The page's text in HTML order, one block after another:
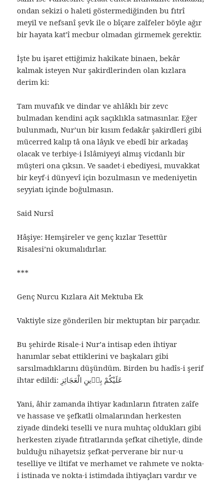
ondan sekizi o haleti göstermediğinden bu fıtrî
meyil ve nefsanî şevk ile o bîçare zaîfeler böyle ağır
bir hayata kat’î mecbur olmadan girmemek gerektir.
İşte bu işaret ettiğimiz hakikate binaen, bekâr
kalmak isteyen Nur şakirdlerinden olan kızlara
derim ki:
Tam muvafık ve dindar ve ahlâklı bir zevc
bulmadan kendini açık saçıklıkla satmasınlar. Eğer
bulunmadı, Nur’un bir kısım fedakâr şakirdleri gibi
mücerred kalıp tâ ona lâyık ve ebedî bir arkadaş
olacak ve terbiye-i İslâmiyeyi almış vicdanlı bir
müşteri ona çıksın. Ve saadet-i ebediyesi, muvakkat
bir keyf-i dünyevî için bozulmasın ve medeniyetin
seyyiatı içinde boğulmasın.
Said Nursî
Hâşiye: Hemşireler ve genç kızlar Tesettür
Risalesi’ni okumalıdırlar.
***
Genç Nurcu Kızlara Ait Mektuba Ek
Vaktiyle size gönderilen bir mektuptan bir parçadır.
Bu şehirde Risale-i Nur’a intisap eden ihtiyar
hanımlar sebat ettiklerini ve başkaları gibi
sarsılmadıklarını düşündüm. Birden bu hadîs-i şerif
ihtar edildi: عَلَيْكُمْ بِدٖينِ الْعَجَائِزِ
Yani, âhir zamanda ihtiyar kadınların fıtraten zaîfe
ve hassase ve şefkatli olmalarından herkesten
ziyade dindeki teselli ve nura muhtaç oldukları gibi
herkesten ziyade fıtratlarında şefkat cihetiyle, dinde
bulduğu nihayetsiz şefkat-perverane bir nur-u
teselliye ve iltifat ve merhamet ve rahmete ve nokta-
i istinada ve nokta-i istimdada ihtiyaçları vardır ve